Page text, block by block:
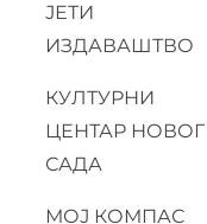
ЈЕТИ
ИЗДАВАШТВО
КУЛТУРНИ
ЦЕНТАР НОВОГ
САДА
МОЈ КОМПАС